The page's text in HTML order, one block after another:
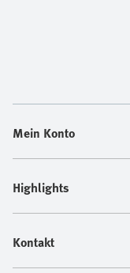
Mein Konto
Highlights
Kontakt